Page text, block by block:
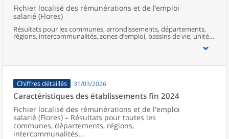
Fichier localisé des rémunérations et de l’emploi
salarié (Flores)
Résultats pour les communes, arrondissements, départements,
régions, intercommunalités, zones d’emploi, bassins de vie, unités
urbaines et aires d’attraction des villes de France.
Chiffres détaillés 31/03/2026
Caractéristiques des établissements fin 2024
Fichier localisé des rémunérations et de l'emploi
salarié (Flores) – Résultats pour toutes les
communes, départements, régions,
intercommunalités...